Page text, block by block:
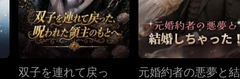
双子を連れて戻っ
元婚約者の悪夢と結